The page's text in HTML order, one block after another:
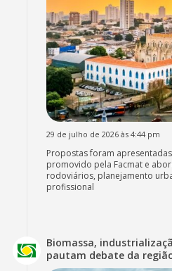
29 de julho de 2026 às 4:44 pm
Propostas foram
promovido pela Facmat e
rodoviários, planejamento
profissional
Biomassa,
pautam debate da